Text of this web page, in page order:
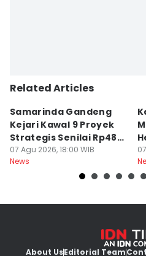
Related Articles
Samarinda Gandeng
Kejari Kawal 9 Proyek
Strategis Senilai Rp48
Miliar
07 Agu 2026, 18:00 WIB
News
About UsEditorial Team